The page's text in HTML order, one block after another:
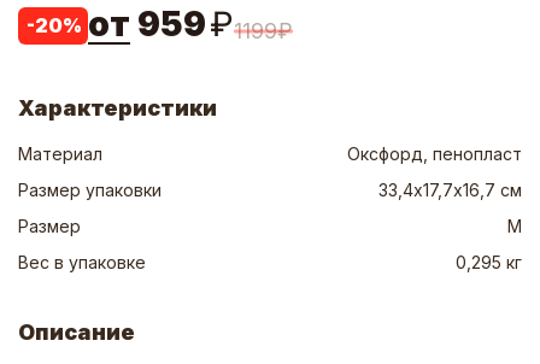
-20% от 959₽1199₽
Характеристики
Материал
Оксфорд, пенопласт
Размер упаковки
33,4х17,7х16,7 см
Размер
М
Вес в упаковке
0,295 кг
Описание